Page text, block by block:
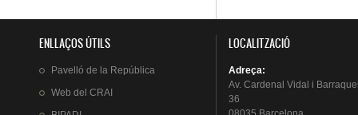
ENLLAÇOS ÚTILS
Pavelló de la República
Web del CRAI
LOCALITZACIÓ
Adreça:
Av. Cardenal Vidal i
36